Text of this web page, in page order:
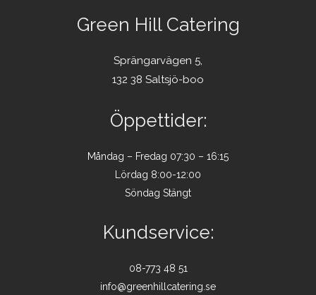
Green Hill Catering
Sprängarvägen 5,
132 38 Saltsjö-boo
Öppettider:
Måndag – Fredag 07:30 – 16:15
Lördag 8:00-12:00
Söndag Stängt
Kundservice:
08-773 48 51
info@greenhillcatering.se